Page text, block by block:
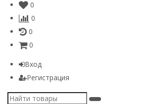
0
0
0
0
Вход
Регистрация